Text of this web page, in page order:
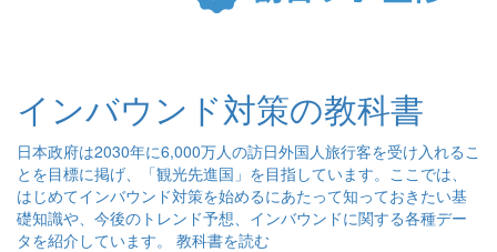
インバウンド対策の教科書
日本政府は2030年に6,000万人の訪日外国人旅行客を受け入れるこ
とを目標に掲げ、「観光先進国」を目指しています。ここでは、
はじめてインバウンド対策を始めるにあたって知っておきたい基
礎知識や、今後のトレンド予想、インバウンドに関する各種デー
タを紹介しています。 教科書を読む